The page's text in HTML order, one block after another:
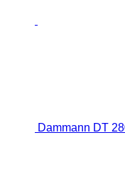
Dammann DT